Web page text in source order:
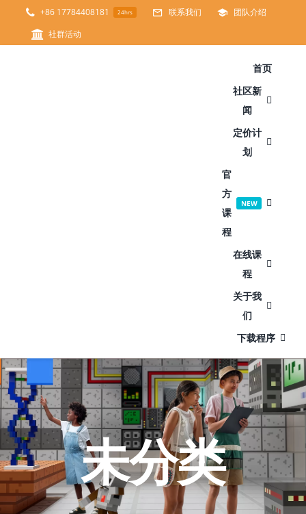
+86 17784408181 24hrs 联系我们
团队介绍
社群活动
首页
社区新
闻
定价计
划
官
方
课
程
NEW
在线课
程
关于我
们
下载程序
未分类